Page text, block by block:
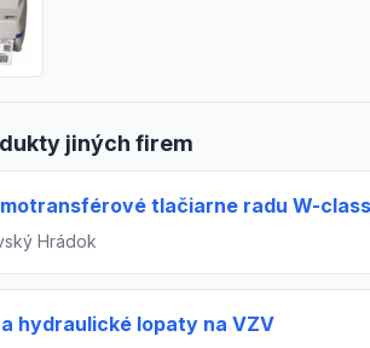
jiných firem
tlačiarne radu W-class
Hrádok
hydraulické lopaty na VZV